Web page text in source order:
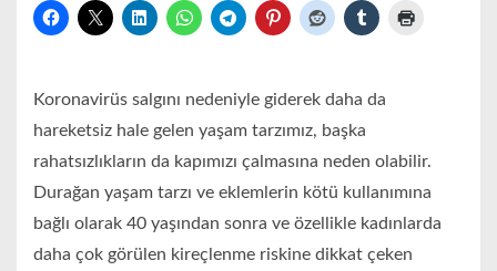
Koronavirüs salgını nedeniyle giderek daha da
hareketsiz hale gelen yaşam tarzımız, başka
rahatsızlıkların da kapımızı çalmasına neden olabilir.
Durağan yaşam tarzı ve eklemlerin kötü kullanımına
bağlı olarak 40 yaşından sonra ve özellikle kadınlarda
daha çok görülen kireçlenme riskine dikkat çeken